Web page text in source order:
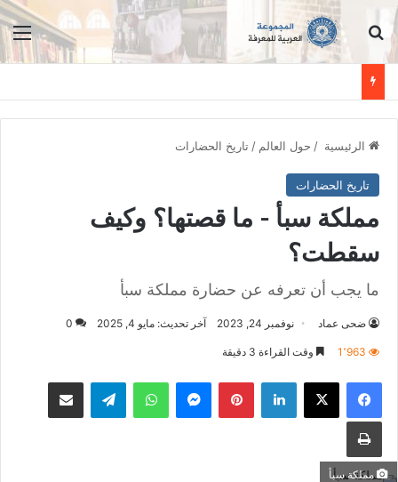
الرئيسية / حول العالم /تاريخ الحضارات
تاريخ الحضارات
مملكة سبأ - ما قصتها؟ وكيف
سقطت؟
ما يجب أن تعرفه عن حضارة مملكة سبأ
ضحى عماد نوفمبر 24, 2023 آخر تحديث: مايو 4, 2025 0
1٬963 وقت القراءة 3 دقيقة
مملكة سبأ